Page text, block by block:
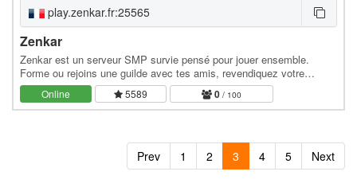
play.zenkar.fr:25565
Zenkar
Zenkar est un serveur SMP survie pensé pour jouer ensemble.
Forme ou rejoins une guilde avec tes amis, revendiquez votre
territoire, progressez ensemble et dominez le…
Online 5589 0 / 100
Prev 1 2 3 4 5 Next